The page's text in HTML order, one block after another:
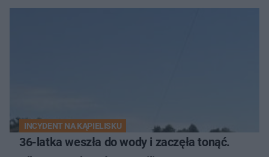
INCYDENT NA KĄPIELISKU
36-latka weszła do wody i zaczęła tonąć.